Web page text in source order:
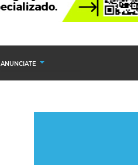
ANUNCIATE
Email Marketing